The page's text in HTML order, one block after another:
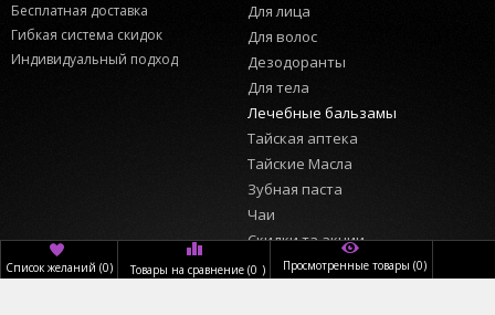
Бесплатная доставка
Гибкая система скидок
Индивидуальный подход
Для лица
Для волос
Дезодоранты
Для тела
Лечебные бальзамы
Тайская аптека
Тайские Масла
Зубная паста
Чаи
Скидки та акции
ИНФОРМАЦИЯ
ПОЛЬЗОВАТЕЛЬ
Список желаний (0) Товары на сравнение (0 ) Просмотренные товары (0)